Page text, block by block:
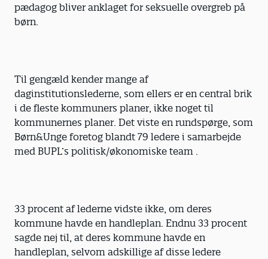
pædagog bliver anklaget for seksuelle overgreb på
børn.
Til gengæld kender mange af
daginstitutionslederne, som ellers er en central brik
i de fleste kommuners planer, ikke noget til
kommunernes planer. Det viste en rundspørge, som
Børn&Unge foretog blandt 79 ledere i samarbejde
med BUPL’s politisk/økonomiske team .
33 procent af lederne vidste ikke, om deres
kommune havde en handleplan. Endnu 33 procent
sagde nej til, at deres kommune havde en
handleplan, selvom adskillige af disse ledere